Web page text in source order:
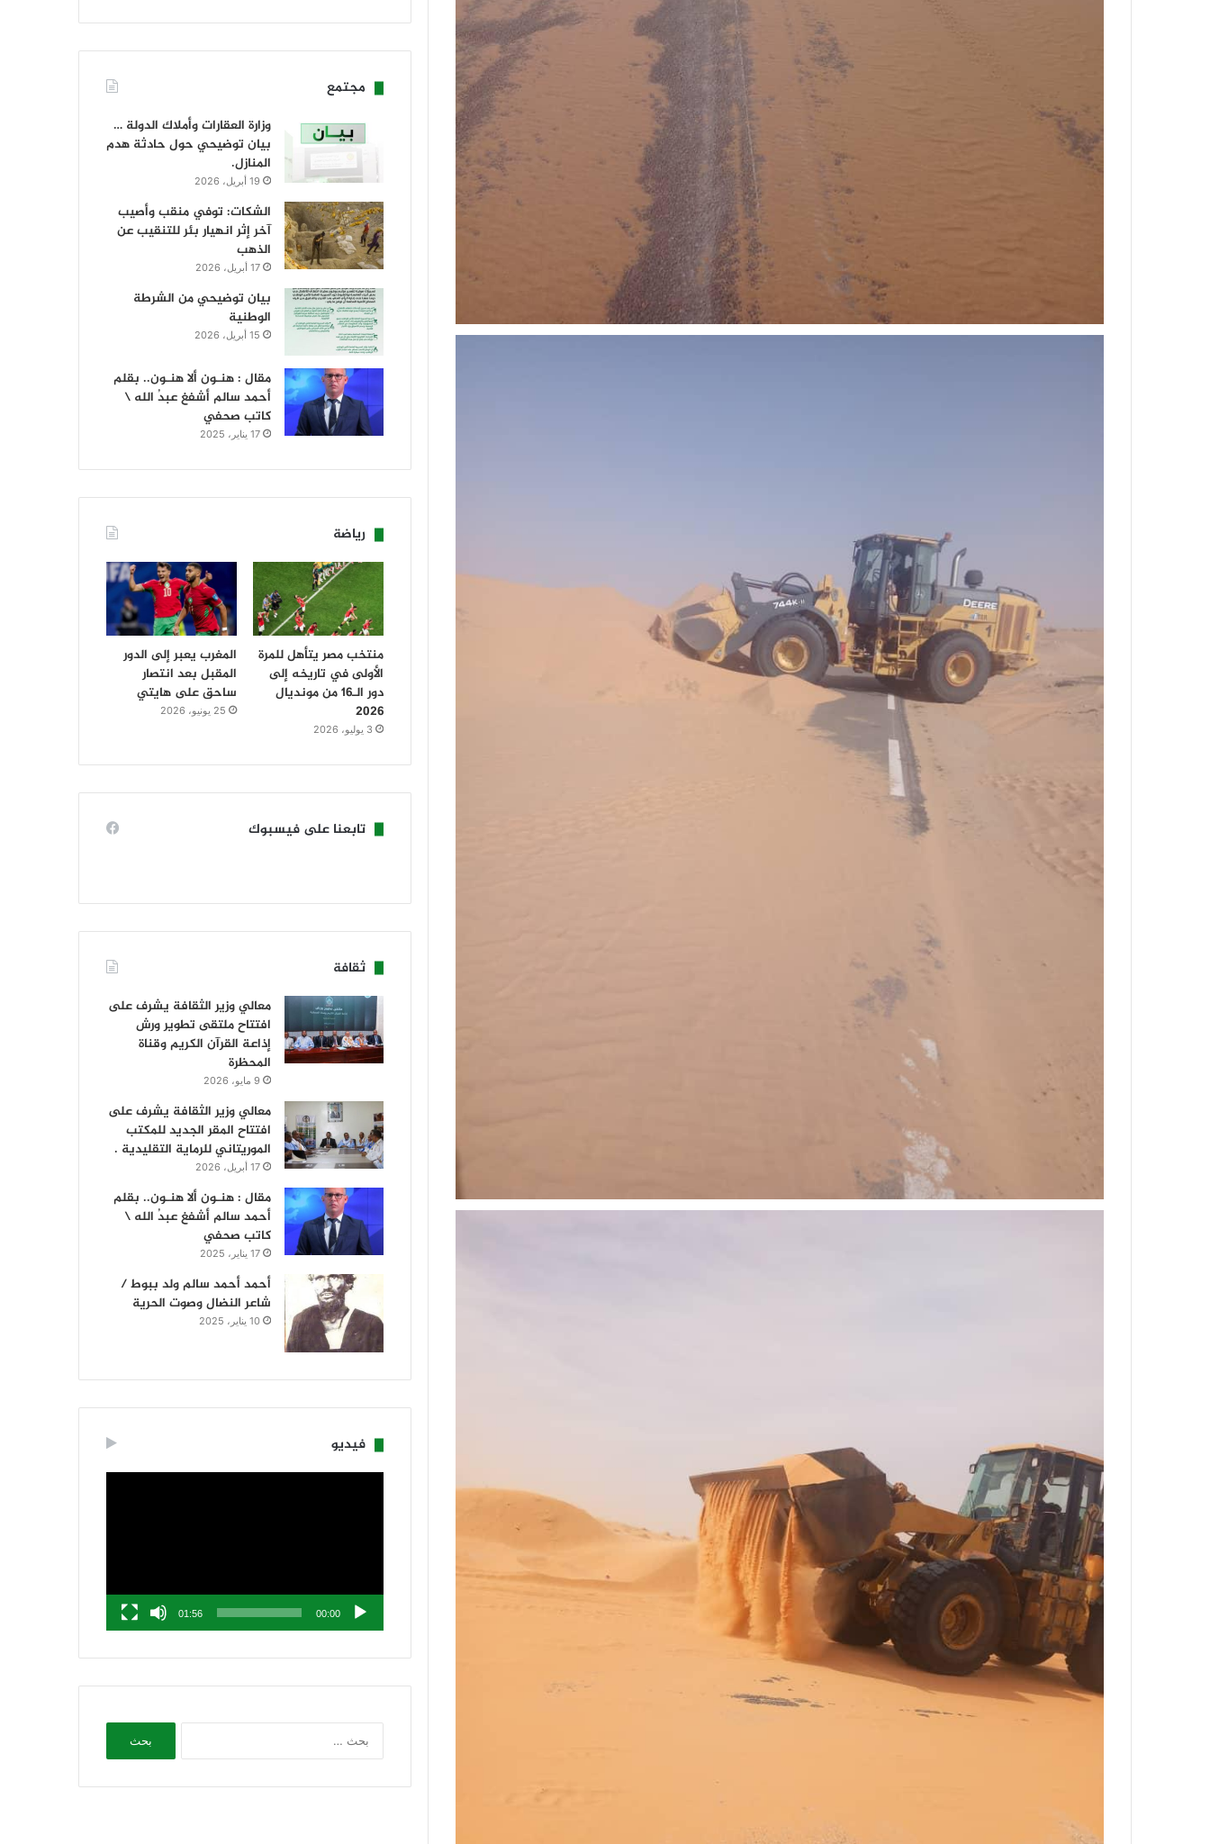
مجتمع
وزارة العقارات وأملاك الدولة …
بيان توضيحي حول حادثة هدم
المنازل.
19 أبريل، 2026
الشكات: توفي منقب وأصيب
آخر إثر انهيار بئر للتنقيب عن
الذهب
17 أبريل، 2026
بيان توضيحي من الشرطة
الوطنية
15 أبريل، 2026
مقال : هنـون ألا هنـون.. بقلم
أحمد سالم أشفغ عبدُ الله \
كاتب صحفي
17 يناير، 2025
رياضة
منتخب مصر يتأهل للمرة
الأولى في تاريخه إلى
دور الـ16 من مونديال
2026
3 يوليو، 2026
المغرب يعبر إلى الدور
المقبل بعد انتصار
ساحق على هايتي
25 يونيو، 2026
تابعنا على فيسبوك
ثقافة
معالي وزير الثقافة يشرف على
افتتاح ملتقى تطوير ورش
إذاعة القرآن الكريم وقناة
المحظرة
9 مايو، 2026
معالي وزير الثقافة يشرف على
افتتاح المقر الجديد للمكتب
الموريتاني للرماية التقليدية .
17 أبريل، 2026
مقال : هنـون ألا هنـون.. بقلم
أحمد سالم أشفغ عبدُ الله \
كاتب صحفي
17 يناير، 2025
أحمد أحمد سالم ولد ببوط /
شاعر النضال وصوت الحرية
10 يناير، 2025
فيديو
00:00
01:56